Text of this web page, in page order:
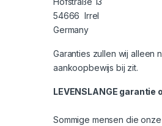
54666 Irrel
Germany
Garanties zullen wij alleen
aankoopbewijs bij zit.
LEVENSLANGE
Sommige mensen die